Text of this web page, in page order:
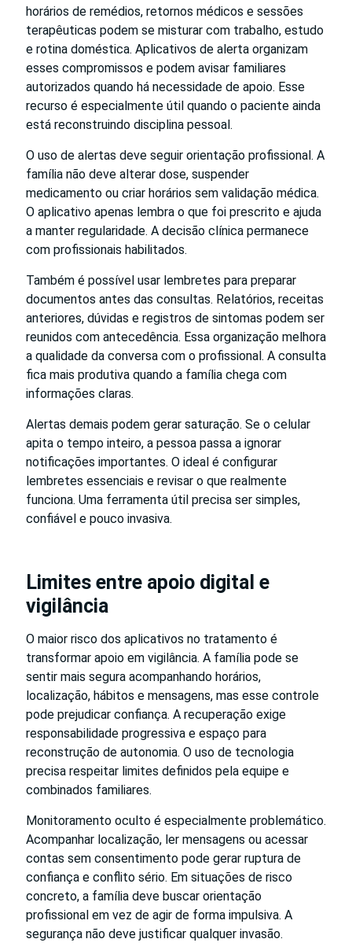
horários de remédios, retornos médicos e sessões
terapêuticas podem se misturar com trabalho, estudo
e rotina doméstica. Aplicativos de alerta organizam
esses compromissos e podem avisar familiares
autorizados quando há necessidade de apoio. Esse
recurso é especialmente útil quando o paciente ainda
está reconstruindo disciplina pessoal.
O uso de alertas deve seguir orientação profissional. A
família não deve alterar dose, suspender
medicamento ou criar horários sem validação médica.
O aplicativo apenas lembra o que foi prescrito e ajuda
a manter regularidade. A decisão clínica permanece
com profissionais habilitados.
Também é possível usar lembretes para preparar
documentos antes das consultas. Relatórios, receitas
anteriores, dúvidas e registros de sintomas podem ser
reunidos com antecedência. Essa organização melhora
a qualidade da conversa com o profissional. A consulta
fica mais produtiva quando a família chega com
informações claras.
Alertas demais podem gerar saturação. Se o celular
apita o tempo inteiro, a pessoa passa a ignorar
notificações importantes. O ideal é configurar
lembretes essenciais e revisar o que realmente
funciona. Uma ferramenta útil precisa ser simples,
confiável e pouco invasiva.
Limites entre apoio digital e
vigilância
O maior risco dos aplicativos no tratamento é
transformar apoio em vigilância. A família pode se
sentir mais segura acompanhando horários,
localização, hábitos e mensagens, mas esse controle
pode prejudicar confiança. A recuperação exige
responsabilidade progressiva e espaço para
reconstrução de autonomia. O uso de tecnologia
precisa respeitar limites definidos pela equipe e
combinados familiares.
Monitoramento oculto é especialmente problemático.
Acompanhar localização, ler mensagens ou acessar
contas sem consentimento pode gerar ruptura de
confiança e conflito sério. Em situações de risco
concreto, a família deve buscar orientação
profissional em vez de agir de forma impulsiva. A
segurança não deve justificar qualquer invasão.